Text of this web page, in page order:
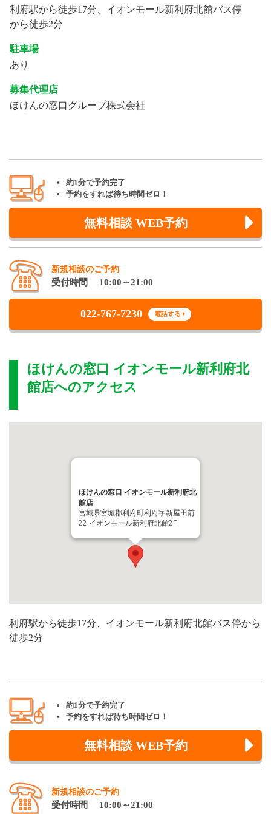
利府駅から徒歩17分、イオンモール新利府北館バス停
から徒歩2分
駐車場
あり
募集代理店
ほけんの窓口グループ株式会社
約1分で予約完了
予約をすれば待ち時間ゼロ！
無料相談 WEB予約
新規相談のご予約
受付時間 10:00～21:00
022-767-7230 電話する
ほけんの窓口 イオンモール新利府北
館店へのアクセス
ほけんの窓口 イオンモール新利府北
館店
宮城県宮城郡利府町利府字新屋田前
22 イオンモール新利府北館2F
利府駅から徒歩17分、イオンモール新利府北館バス停から
徒歩2分
約1分で予約完了
予約をすれば待ち時間ゼロ！
無料相談 WEB予約
新規相談のご予約
受付時間 10:00～21:00